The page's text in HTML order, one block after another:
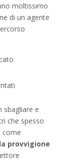
moltissimo
di un agente
sbagliare e
che spesso
come
provvigione